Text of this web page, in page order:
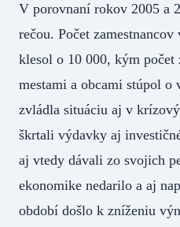
V porovnaní rokov 2005 a
rečou. Počet
klesol o 10 000, kým počet
mestami a obcami stúpol o
zvládla situáciu aj v
škrtali výdavky aj
aj vtedy dávali zo svojich
ekonomike nedarilo a aj
období došlo k zníženiu